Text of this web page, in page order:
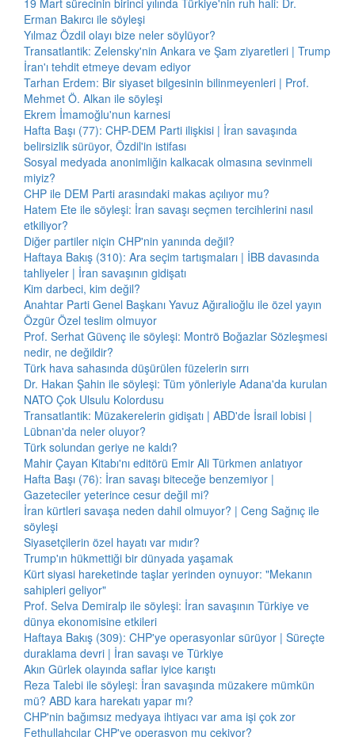
19 Mart sürecinin birinci yılında Türkiye'nin ruh hali: Dr.
Erman Bakırcı ile söyleşi
Yılmaz Özdil olayı bize neler söylüyor?
Transatlantik: Zelensky'nin Ankara ve Şam ziyaretleri | Trump
İran'ı tehdit etmeye devam ediyor
Tarhan Erdem: Bir siyaset bilgesinin bilinmeyenleri | Prof.
Mehmet Ö. Alkan ile söyleşi
Ekrem İmamoğlu'nun karnesi
Hafta Başı (77): CHP-DEM Parti ilişkisi | İran savaşında
belirsizlik sürüyor, Özdil'in istifası
Sosyal medyada anonimliğin kalkacak olmasına sevinmeli
miyiz?
CHP ile DEM Parti arasındaki makas açılıyor mu?
Hatem Ete ile söyleşi: İran savaşı seçmen tercihlerini nasıl
etkiliyor?
Diğer partiler niçin CHP'nin yanında değil?
Haftaya Bakış (310): Ara seçim tartışmaları | İBB davasında
tahliyeler | İran savaşının gidişatı
Kim darbeci, kim değil?
Anahtar Parti Genel Başkanı Yavuz Ağıralioğlu ile özel yayın
Özgür Özel teslim olmuyor
Prof. Serhat Güvenç ile söyleşi: Montrö Boğazlar Sözleşmesi
nedir, ne değildir?
Türk hava sahasında düşürülen füzelerin sırrı
Dr. Hakan Şahin ile söyleşi: Tüm yönleriyle Adana'da kurulan
NATO Çok Ulsulu Kolordusu
Transatlantik: Müzakerelerin gidişatı | ABD'de İsrail lobisi |
Lübnan'da neler oluyor?
Türk solundan geriye ne kaldı?
Mahir Çayan Kitabı'nı editörü Emir Ali Türkmen anlatıyor
Hafta Başı (76): İran savaşı biteceğe benzemiyor |
Gazeteciler yeterince cesur değil mi?
İran kürtleri savaşa neden dahil olmuyor? | Ceng Sağnıç ile
söyleşi
Siyasetçilerin özel hayatı var mıdır?
Trump'ın hükmettiği bir dünyada yaşamak
Kürt siyasi hareketinde taşlar yerinden oynuyor: "Mekanın
sahipleri geliyor"
Prof. Selva Demiralp ile söyleşi: İran savaşının Türkiye ve
dünya ekonomisine etkileri
Haftaya Bakış (309): CHP'ye operasyonlar sürüyor | Süreçte
duraklama devri | İran savaşı ve Türkiye
Akın Gürlek olayında saflar iyice karıştı
Reza Talebi ile söyleşi: İran savaşında müzakere mümkün
mü? ABD kara harekatı yapar mı?
CHP'nin bağımsız medyaya ihtiyacı var ama işi çok zor
Fethullahçılar CHP'ye operasyon mu çekiyor?